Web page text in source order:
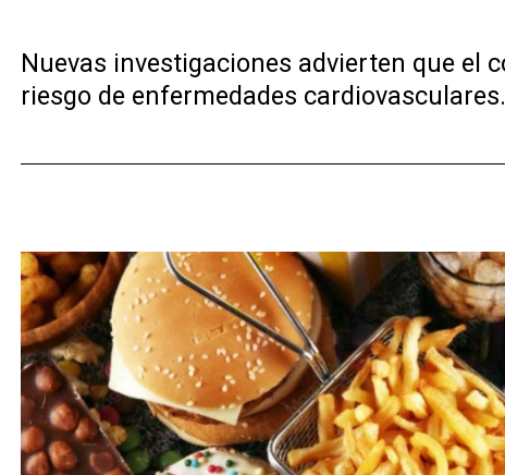
Nuevas investigaciones advierten que el
riesgo de enfermedades cardiovasculares.